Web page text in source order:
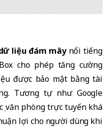
liệu đám mâynổi tiếng
cho phép tăng cường
được bảo mật bằng tài
Tương tự như Google
văn phòng trực tuyến khá
lợi cho người dùng khi